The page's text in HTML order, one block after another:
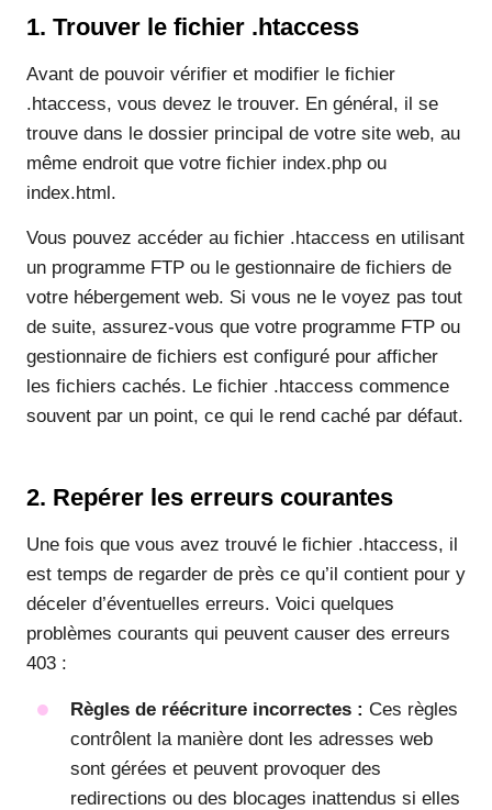
1. Trouver le fichier .htaccess
Avant de pouvoir vérifier et modifier le fichier
.htaccess, vous devez le trouver. En général, il se
trouve dans le dossier principal de votre site web, au
même endroit que votre fichier index.php ou
index.html.
Vous pouvez accéder au fichier .htaccess en utilisant
un programme FTP ou le gestionnaire de fichiers de
votre hébergement web. Si vous ne le voyez pas tout
de suite, assurez-vous que votre programme FTP ou
gestionnaire de fichiers est configuré pour afficher
les fichiers cachés. Le fichier .htaccess commence
souvent par un point, ce qui le rend caché par défaut.
2. Repérer les erreurs courantes
Une fois que vous avez trouvé le fichier .htaccess, il
est temps de regarder de près ce qu’il contient pour y
déceler d’éventuelles erreurs. Voici quelques
problèmes courants qui peuvent causer des erreurs
403 :
Règles de réécriture incorrectes : Ces règles
contrôlent la manière dont les adresses web
sont gérées et peuvent provoquer des
redirections ou des blocages inattendus si elles